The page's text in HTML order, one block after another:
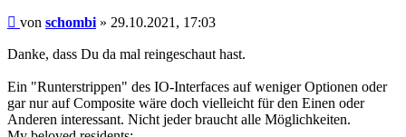
Beitrag
von schombi » 29.10.2021, 17:03
Danke, dass Du da mal reingeschaut hast.
Ein "Runterstrippen" des IO-Interfaces auf weniger Optionen oder
gar nur auf Composite wäre doch vielleicht für den Einen oder
Anderen interessant. Nicht jeder braucht alle Möglichkeiten.